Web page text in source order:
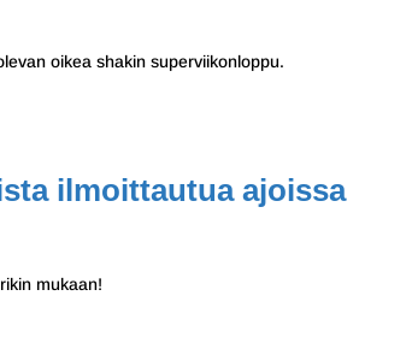
oikea shakin superviikonloppu.
ilmoittautua ajoissa
mukaan!